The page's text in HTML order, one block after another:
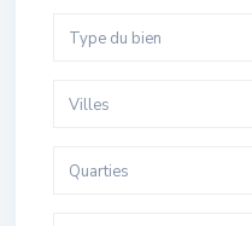
Type du bien
Villes
Quarties